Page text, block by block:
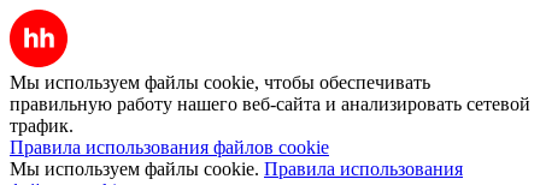
Мы используем файлы cookie, чтобы обеспечивать
правильную работу нашего веб-сайта и анализировать сетевой
трафик.
Правила использования файлов cookie
Мы используем файлы cookie. Правила использования